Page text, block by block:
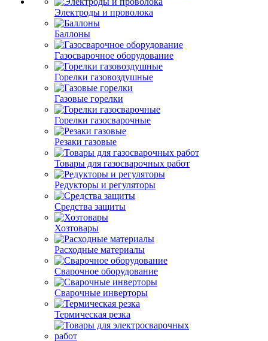
Электроды и проволока
Баллоны
Газосварочное оборудование
Горелки газовоздушные
Газовые горелки
Горелки газосварочные
Резаки газовые
Товары для газосварочных работ
Редукторы и регуляторы
Средства защиты
Хозтовары
Расходные материалы
Сварочное оборудование
Сварочные инверторы
Термическая резка